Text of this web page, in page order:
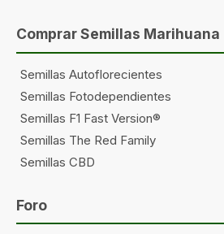
Comprar Semillas Marihuana
Semillas Autoflorecientes
Semillas Fotodependientes
Semillas F1 Fast Version®
Semillas The Red Family
Semillas CBD
Foro